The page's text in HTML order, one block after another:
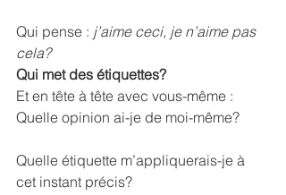
Qui pense : j’aime ceci, je n’aime pas
cela?
Qui met des étiquettes?
Et en tête à tête avec vous-même :
Quelle opinion ai-je de moi-même?
Quelle étiquette m’appliquerais-je à
cet instant précis?